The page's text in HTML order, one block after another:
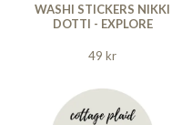
WASHI STICKERS NIKKI
DOTTI - EXPLORE
49 kr